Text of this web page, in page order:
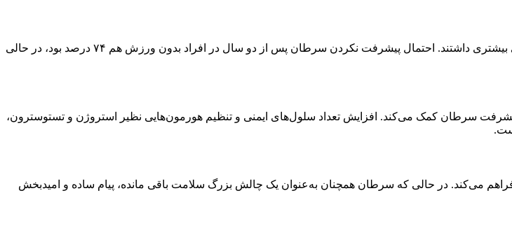
حتی ورزش کم نیز تأثیر مثبتی داشت و افرادی که به میزان کمی ورزش می‌کردند، شانس بقای بیشتری داشتند. احتمال پیشرفت نکردن سرطان پس از دو سال در افراد بدون ورزش هم ۷۴ درصد بود، در حالی
سرطان کمک می‌کند. افزایش تعداد سلول‌های ایمنی و تنظیم هورمون‌هایی نظیر استروژن و تستوسترون،
می‌کند. در حالی که سرطان همچنان به‌عنوان یک چالش بزرگ سلامت باقی مانده، پیام ساده و امیدبخش